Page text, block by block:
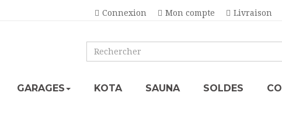
Connexion Mon compte Livraison
GARAGES KOTA SAUNA SOLDES